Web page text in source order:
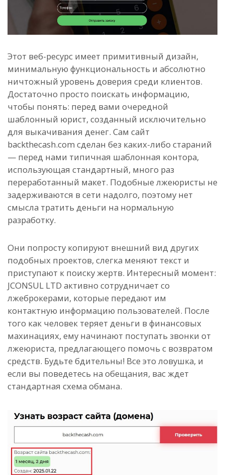
Этот веб-ресурс имеет примитивный дизайн,
минимальную функциональность и абсолютно
ничтожный уровень доверия среди клиентов.
Достаточно просто поискать информацию,
чтобы понять: перед вами очередной
шаблонный юрист, созданный исключительно
для выкачивания денег. Сам сайт
backthecash.com сделан без каких-либо стараний
— перед нами типичная шаблонная контора,
использующая стандартный, много раз
переработанный макет. Подобные лжеюристы не
задерживаются в сети надолго, поэтому нет
смысла тратить деньги на нормальную
разработку.
Они попросту копируют внешний вид других
подобных проектов, слегка меняют текст и
приступают к поиску жертв. Интересный момент:
JCONSUL LTD активно сотрудничает со
лжеброкерами, которые передают им
контактную информацию пользователей. После
того как человек теряет деньги в финансовых
махинациях, ему начинают поступать звонки от
лжеюриста, предлагающего помочь с возвратом
средств. Будьте бдительны! Все это ловушка, и
если вы поведетесь на обещания, вас ждет
стандартная схема обмана.